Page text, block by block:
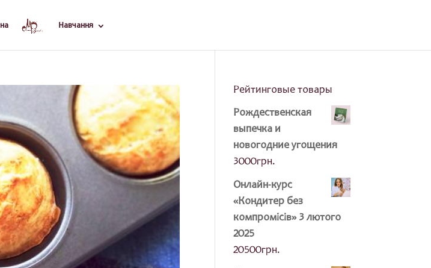
Навчання
Рейтинговые товары
Рождественская
выпечка и
новогодние угощения
3000грн.
Онлайн-курс
«Кондитер без
компромісів» 3 лютого
2025
20500грн.